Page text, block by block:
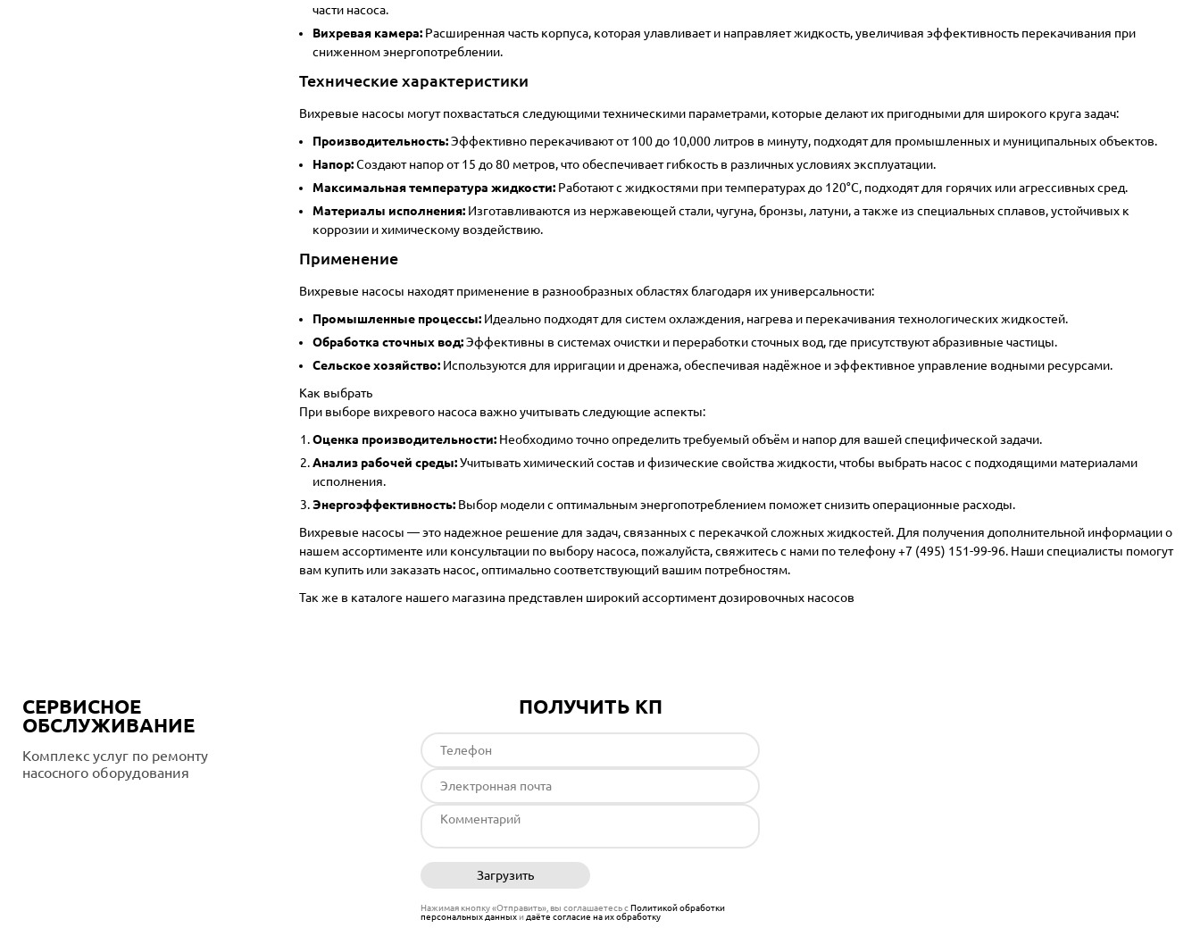
части насоса.
Вихревая камера: Расширенная часть корпуса, которая улавливает и направляет жидкость, увеличивая эффективность перекачивания при
сниженном энергопотреблении.
Технические характеристики
Вихревые насосы могут похвастаться следующими техническими параметрами, которые делают их пригодными для широкого круга задач:
Производительность:Эффективно перекачивают от 100 до 10,000 литров в минуту, подходят для промышленных и муниципальных объектов.
Напор:Создают напор от 15 до 80 метров, что обеспечивает гибкость в различных условиях эксплуатации.
Максимальная температура жидкости: Работают с жидкостями при температурах до 120°C, подходят для горячих или агрессивных сред.
Материалы исполнения: Изготавливаются из нержавеющей стали, чугуна, бронзы, латуни, а также из специальных сплавов, устойчивых к
коррозии и химическому воздействию.
Применение
Вихревые насосы находят применение в разнообразных областях благодаря их универсальности:
Промышленные процессы: Идеально подходят для систем охлаждения, нагрева и перекачивания технологических жидкостей.
Обработка сточных вод:Эффективны в системах очистки и переработки сточных вод, где присутствуют абразивные частицы.
Сельское хозяйство: Используются для ирригации и дренажа, обеспечивая надёжное и эффективное управление водными ресурсами.
Как выбрать
При выборе вихревого насоса важно учитывать следующие аспекты:
Оценка производительности: Необходимо точно определить требуемый объём и напор для вашей специфической задачи.
Анализ рабочей среды:Учитывать химический состав и физические свойства жидкости, чтобы выбрать насос с подходящими материалами
исполнения.
Энергоэффективность: Выбор модели с оптимальным энергопотреблением поможет снизить операционные расходы.
Вихревые насосы — это надежное решение для задач, связанных с перекачкой сложных жидкостей. Для получения дополнительной информации о
нашем ассортименте или консультации по выбору насоса, пожалуйста, свяжитесь с нами по телефону+7 (495) 151-99-96. Наши специалисты помогут
вам купить или заказать насос, оптимально соответствующий вашим потребностям.
Так же в каталоге нашего магазина представлен широкий ассортиментдозировочных насосов
СЕРВИСНОЕ
ОБСЛУЖИВАНИЕ
Комплекс услуг по ремонту
насосного оборудования
ПОЛУЧИТЬ КП
Загрузить
Нажимая кнопку «Отправить», вы соглашаетесь сПолитикой обработки
персональных данныхи даёте согласие на их обработку